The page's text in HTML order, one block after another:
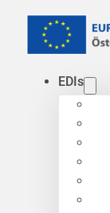
EDIs